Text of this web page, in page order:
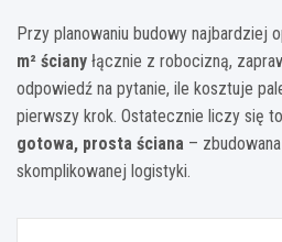
Przy planowaniu budowy najbardziej
m² ściany łącznie z robocizną,
odpowiedź na pytanie, ile kosztuje
pierwszy krok. Ostatecznie liczy się
gotowa, prosta ściana –
skomplikowanej logistyki.